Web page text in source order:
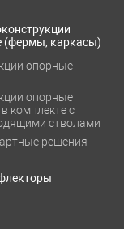
(фермы, каркасы)
опорные
опорные
комплекте с
стволами
решения